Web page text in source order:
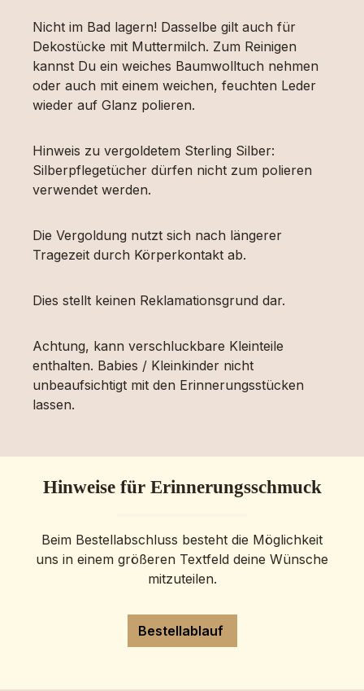
Nicht im Bad lagern! Dasselbe gilt auch für
Dekostücke mit Muttermilch. Zum Reinigen
kannst Du ein weiches Baumwolltuch nehmen
oder auch mit einem weichen, feuchten Leder
wieder auf Glanz polieren.
Hinweis zu vergoldetem Sterling Silber:
Silberpflegetücher dürfen nicht zum polieren
verwendet werden.
Die Vergoldung nutzt sich nach längerer
Tragezeit durch Körperkontakt ab.
Dies stellt keinen Reklamationsgrund dar.
Achtung, kann verschluckbare Kleinteile
enthalten. Babies / Kleinkinder nicht
unbeaufsichtigt mit den Erinnerungsstücken
lassen.
Hinweise für Erinnerungsschmuck
Beim Bestellabschluss besteht die Möglichkeit
uns in einem größeren Textfeld deine Wünsche
mitzuteilen.
Bestellablauf